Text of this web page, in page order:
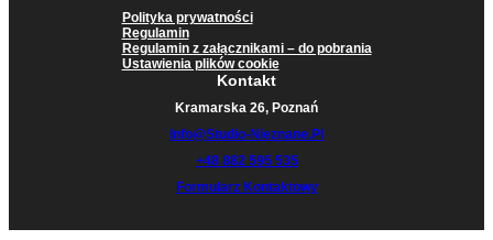
Polityka prywatności
Regulamin
Regulamin z załącznikami – do pobrania
Ustawienia plików cookie
Kontakt
Kramarska 26, Poznań
Info@studio-Nieznane.pl
+48 882 595 535
Formularz Kontaktowy